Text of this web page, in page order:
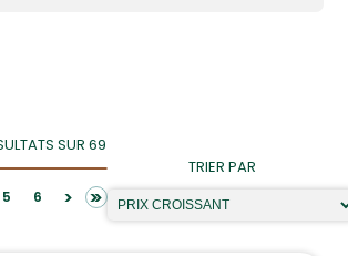
TRIER PAR
SUR 69
5 6 > >>